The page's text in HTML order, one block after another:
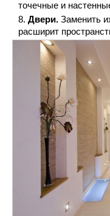
точечные и
Двери. Заменить
расширит